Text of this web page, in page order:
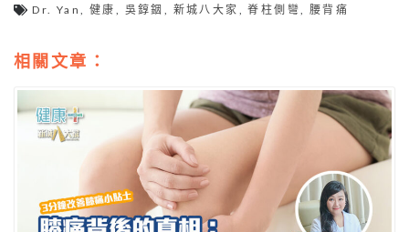
Dr. Yan,健康 , 吳錞銦 , 新城八大家 ,脊柱側彎, 腰背痛
相關文章：